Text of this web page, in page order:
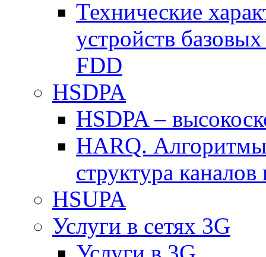
Технические
устройств
FDD
HSDPA
HSDPA –
HARQ.
структура
HSUPA
Услуги в сетях 3G